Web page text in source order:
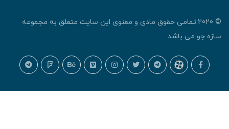
© 2020.تمامی حقوق مادی و معنوی این سایت متعلق به مجموعه
جو می باشد